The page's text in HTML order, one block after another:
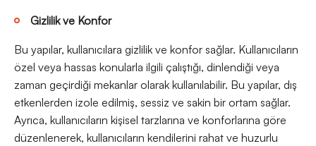
Gizlilik ve Konfor
Bu yapılar, kullanıcılara gizlilik ve konfor sağlar. Kullanıcıların
özel veya hassas konularla ilgili çalıştığı, dinlendiği veya
zaman geçirdiği mekanlar olarak kullanılabilir. Bu yapılar, dış
etkenlerden izole edilmiş, sessiz ve sakin bir ortam sağlar.
Ayrıca, kullanıcıların kişisel tarzlarına ve konforlarına göre
düzenlenerek, kullanıcıların kendilerini rahat ve huzurlu